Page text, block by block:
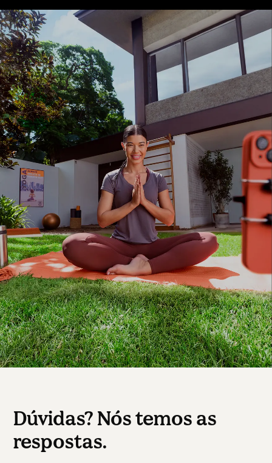
Dúvidas? Nós temos as
respostas.